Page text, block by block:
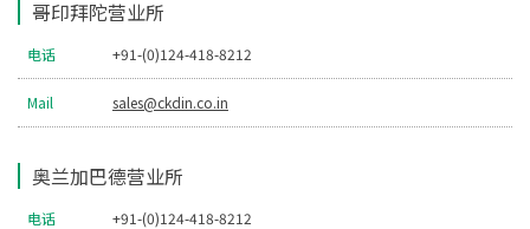
哥印拜陀营业所
电话 +91-(0)124-418-8212
Mail sales@ckdin.co.in
奥兰加巴德营业所
电话 +91-(0)124-418-8212